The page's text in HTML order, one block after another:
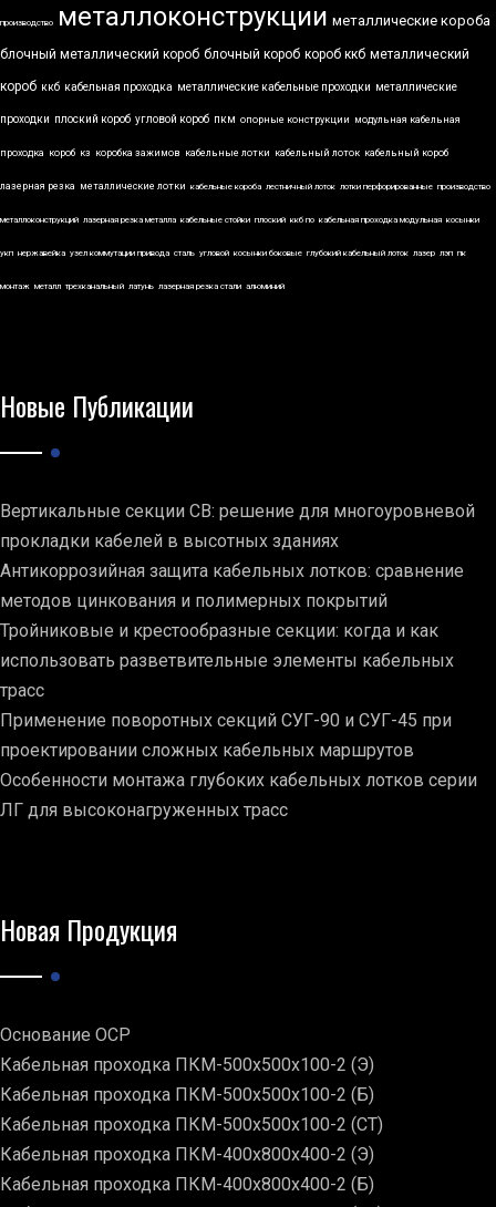
производство металлоконструкции металлические короба
блочный металлический короб блочный короб короб ккб металлический
короб ккб кабельная проходка металлические кабельные проходки металлические
проходки плоский короб угловой короб пкм опорные конструкции модульная кабельная
проходка короб кз коробка зажимов кабельные лотки кабельный лоток кабельный короб
лазерная резка металлические лотки кабельные короба лестничный лоток лотки перфорированные производство
металлоконструкций лазерная резка металла кабельные стойки плоский ккб по кабельная проходка модульная косынки
укп нержавейка узел коммутации привода сталь угловой косынки боковые глубокий кабельный лоток лазер лэп пк
монтаж металл трехканальный латунь лазерная резка стали алюминий
Новые Публикации
Вертикальные секции СВ: решение для многоуровневой
прокладки кабелей в высотных зданиях
Антикоррозийная защита кабельных лотков: сравнение
методов цинкования и полимерных покрытий
Тройниковые и крестообразные секции: когда и как
использовать разветвительные элементы кабельных
трасс
Применение поворотных секций СУГ-90 и СУГ-45 при
проектировании сложных кабельных маршрутов
Особенности монтажа глубоких кабельных лотков серии
ЛГ для высоконагруженных трасс
Новая Продукция
Основание ОСР
Кабельная проходка ПКМ-500х500х100-2 (Э)
Кабельная проходка ПКМ-500х500х100-2 (Б)
Кабельная проходка ПКМ-500х500х100-2 (СТ)
Кабельная проходка ПКМ-400х800х400-2 (Э)
Кабельная проходка ПКМ-400х800х400-2 (Б)